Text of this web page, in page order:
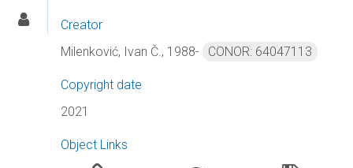
LOG IN
Creator
Milenković, Ivan Č., 1988-
CONOR: 64047113
Copyright date
2021
Object Links